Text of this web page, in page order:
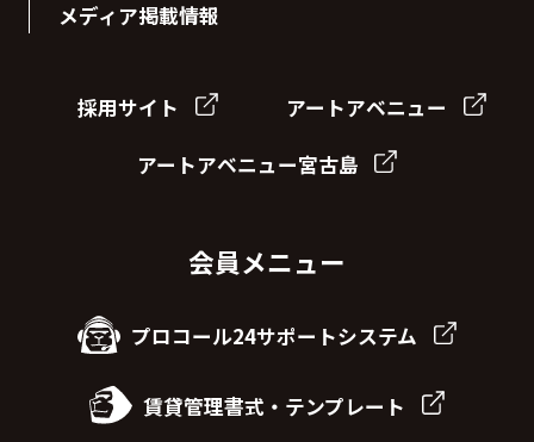
メディア掲載情報
採用サイト アートアベニュー
アートアベニュー宮古島
会員メニュー
プロコール24サポートシステム
賃貸管理書式・テンプレート